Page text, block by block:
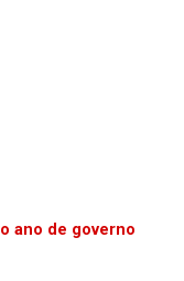
ano de governo